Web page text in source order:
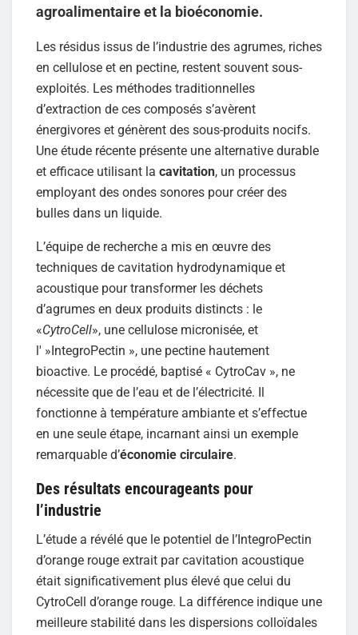
agroalimentaire et la bioéconomie.
Les résidus issus de l’industrie des agrumes, riches
en cellulose et en pectine, restent souvent sous-
exploités. Les méthodes traditionnelles
d’extraction de ces composés s’avèrent
énergivores et génèrent des sous-produits nocifs.
Une étude récente présente une alternative durable
et efficace utilisant la cavitation, un processus
employant des ondes sonores pour créer des
bulles dans un liquide.
L’équipe de recherche a mis en œuvre des
techniques de cavitation hydrodynamique et
acoustique pour transformer les déchets
d’agrumes en deux produits distincts : le
«CytroCell», une cellulose micronisée, et
l' »IntegroPectin », une pectine hautement
bioactive. Le procédé, baptisé « CytroCav », ne
nécessite que de l’eau et de l’électricité. Il
fonctionne à température ambiante et s’effectue
en une seule étape, incarnant ainsi un exemple
remarquable d’économie circulaire.
Des résultats encourageants pour
l’industrie
L’étude a révélé que le potentiel de l’IntegroPectin
d’orange rouge extrait par cavitation acoustique
était significativement plus élevé que celui du
CytroCell d’orange rouge. La différence indique une
meilleure stabilité dans les dispersions colloïdales